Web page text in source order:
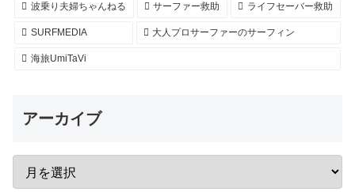
波乗り夫婦ちゃんねる サーファー救助 ライフセーバー救助
SURFMEDIA 大人プロサーファーのサーフィン
海旅UmiTaVi
アーカイブ